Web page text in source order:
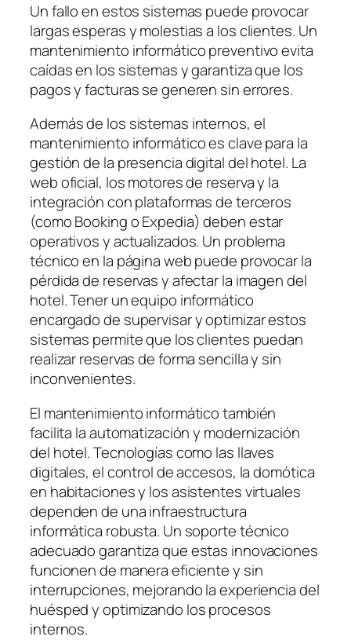
Un fallo en estos sistemas puede provocar
largas esperas y molestias a los clientes. Un
mantenimiento informático preventivo evita
caídas en los sistemas y garantiza que los
pagos y facturas se generen sin errores.
Además de los sistemas internos, el
mantenimiento informático es clave para la
gestión de la presencia digital del hotel. La
web oficial, los motores de reserva y la
integración con plataformas de terceros
(como Booking o Expedia) deben estar
operativos y actualizados. Un problema
técnico en la página web puede provocar la
pérdida de reservas y afectar la imagen del
hotel. Tener un equipo informático
encargado de supervisar y optimizar estos
sistemas permite que los clientes puedan
realizar reservas de forma sencilla y sin
inconvenientes.
El mantenimiento informático también
facilita la automatización y modernización
del hotel. Tecnologías como las llaves
digitales, el control de accesos, la domótica
en habitaciones y los asistentes virtuales
dependen de una infraestructura
informática robusta. Un soporte técnico
adecuado garantiza que estas innovaciones
funcionen de manera eficiente y sin
interrupciones, mejorando la experiencia del
huésped y optimizando los procesos
internos.